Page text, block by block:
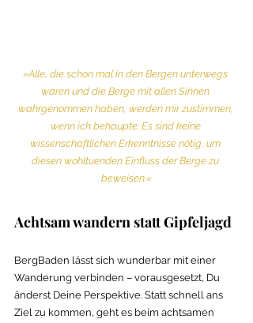
»Alle, die schon mal in den Bergen unterwegs
waren und die Berge mit allen Sinnen
wahrgenommen haben, werden mir zustimmen,
wenn ich behaupte: Es sind keine
wissenschaftlichen Erkenntnisse nötig, um
diesen wohltuenden Einfluss der Berge zu
beweisen.«
Achtsam wandern statt Gipfeljagd
BergBaden lässt sich wunderbar mit einer
Wanderung verbinden – vorausgesetzt, Du
änderst Deine Perspektive. Statt schnell ans
Ziel zu kommen, geht es beim achtsamen